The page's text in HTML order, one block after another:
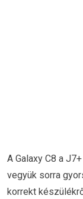
A Galaxy C8 a
vegyük sorra
korrekt